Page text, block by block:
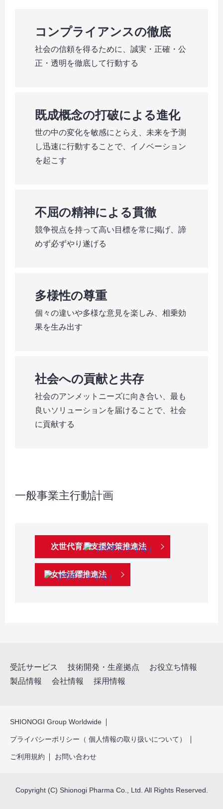
コンプライアンスの徹底
社会の信頼を得るために、誠実・正確・公
正・透明を徹底して行動する
既成概念の打破による進化
世の中の変化を敏感にとらえ、未来を予測
し迅速に行動することで、イノベーション
を起こす
不屈の精神による貫徹
競争視点を持って高い目標を常に掲げ、諦
めず必ずやり遂げる
多様性の尊重
個々の違いや多様な意見を楽しみ、相乗効
果を生み出す
社会への貢献と共存
社会のアンメットニーズに向き合い、最も
良いソリューションを届けることで、社会
に貢献する
一般事業主行動計画
次世代育成支援対策推進法
女性活躍推進法
受託サービス 技術開発・生産拠点
お役立ち情報
製品情報
会社情報 採用情報
SHIONOGI Group Worldwide
プライバシーポリシー（ 個人情報の取り扱いについて）
ご利用規約 お問い合わせ
Copyright (C) Shionogi Pharma Co., Ltd. All Rights Reserved.